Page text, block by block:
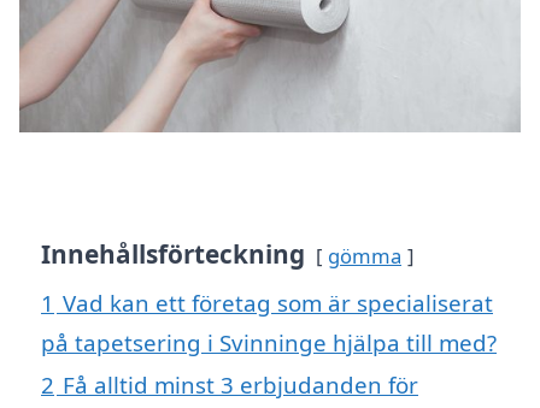
Innehållsförteckning gömma
1 Vad kan ett företag som är specialiserat
på tapetsering i Svinninge hjälpa till med?
2 Få alltid minst 3 erbjudanden för